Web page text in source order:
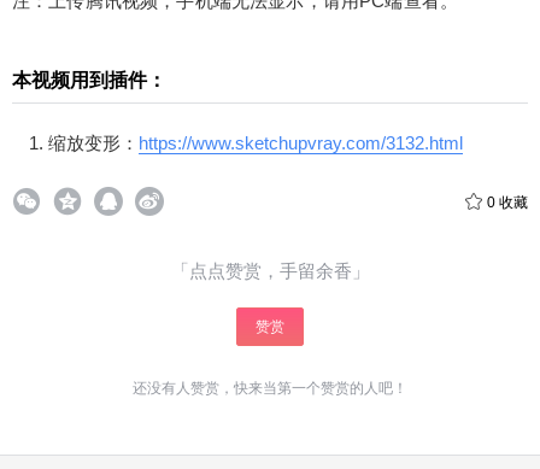
本视频用到插件：
缩放变形： https://www.sketchupvray.com/3132.html
0 收藏
「点点赞赏，手留余香」
赞赏
还没有人赞赏，快来当第一个赞赏的人吧！